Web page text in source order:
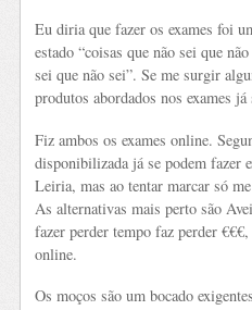
Eu diria que fazer os exames foi
estado “coisas que não sei que
sei que não sei”. Se me surgir
produtos abordados nos exames
Fiz ambos os exames online.
disponibilizada já se podem fazer
Leiria, mas ao tentar marcar só
As alternativas mais perto são
fazer perder tempo faz perder
online.
Os moços são um bocado